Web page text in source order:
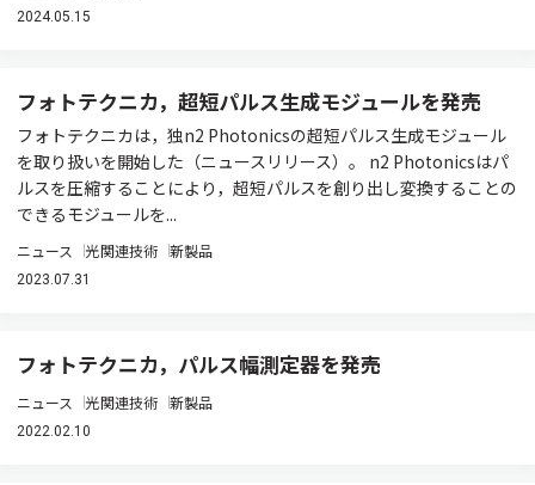
2024.05.15
フォトテクニカ，超短パルス生成モジュールを発売
フォトテクニカは，独n2 Photonicsの超短パルス生成モジュール
を取り扱いを開始した（ニュースリリース）。 n2 Photonicsはパ
ルスを圧縮することにより，超短パルスを創り出し変換することの
できるモジュールを...
ニュース 光関連技術 新製品
2023.07.31
フォトテクニカ，パルス幅測定器を発売
ニュース 光関連技術 新製品
2022.02.10